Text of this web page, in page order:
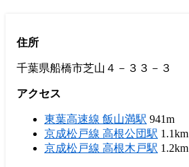
住所
千葉県船橋市芝山４－３３－３
アクセス
東葉高速線 飯山満駅 941m
京成松戸線 高根公団駅 1.1km
京成松戸線 高根木戸駅 1.2km